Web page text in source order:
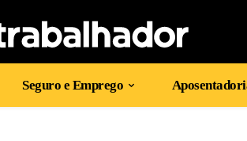
Seguro e Emprego